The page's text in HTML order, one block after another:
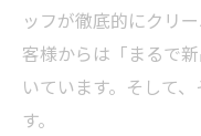
ッフが徹底的にクリ
客様からは「まるで
いています。そして
す。